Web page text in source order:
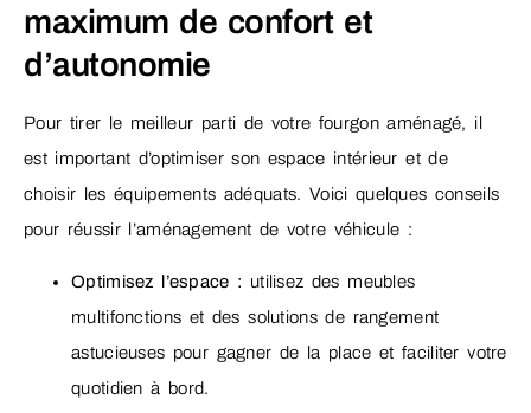
maximum de confort et
d’autonomie
Pour tirer le meilleur parti de votre fourgon aménagé, il
est important d’optimiser son espace intérieur et de
choisir les équipements adéquats. Voici quelques conseils
pour réussir l’aménagement de votre véhicule :
Optimisez l’espace : utilisez des meubles
multifonctions et des solutions de rangement
astucieuses pour gagner de la place et faciliter votre
quotidien à bord.